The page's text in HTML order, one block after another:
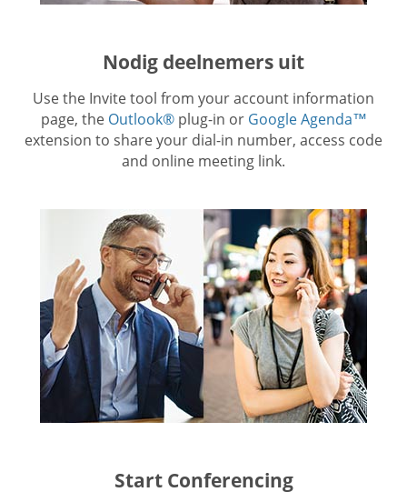
Nodig deelnemers uit
Use the Invite tool from your account information
page, the Outlook®plug-in or Google Agenda™
extension to share your dial-in number, access code
and online meeting link.
Start Conferencing